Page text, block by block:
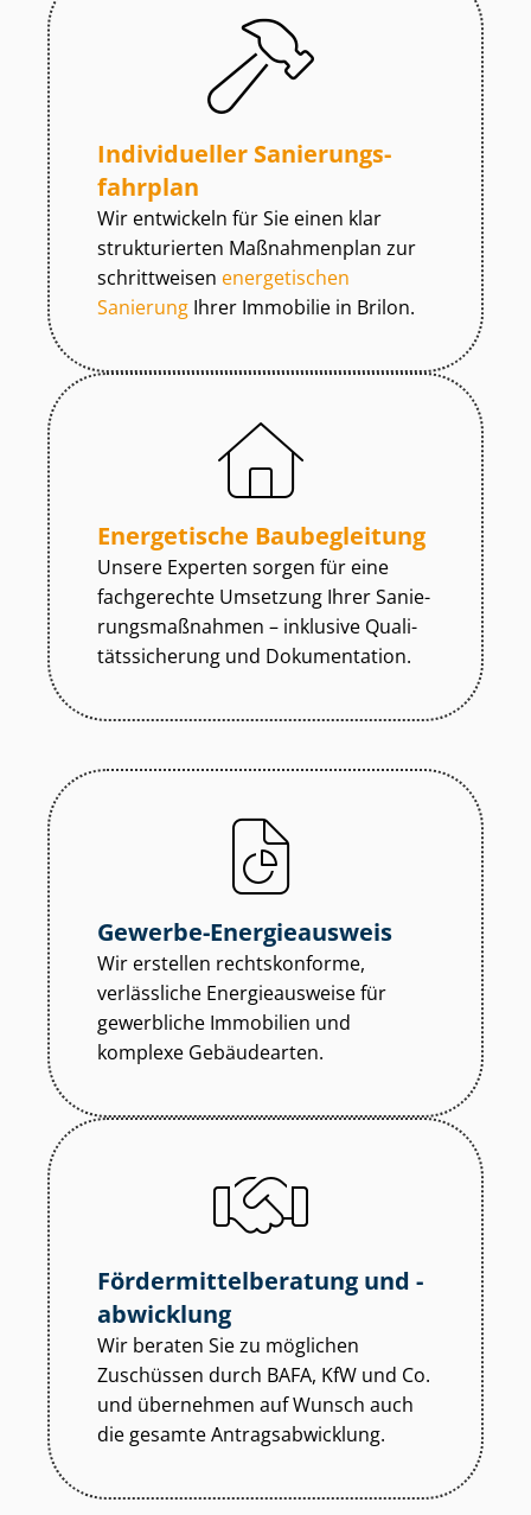
Individueller Sa­nie­rungs­
fahr­plan
Wir entwickeln für Sie einen klar
strukturierten Maßnahmenplan zur
schrittweisen energetischen
Sanierung Ihrer Immobilie in Brilon.
Energetische Baubegleitung
Unsere Experten sorgen für eine
fachgerechte Umsetzung Ihrer Sa­nie­
rungs­maß­nah­men – inklusive Qua­li­
täts­si­che­rung und Dokumentation.
Gewerbe-Energieausweis
Wir erstellen rechtskonforme,
verlässliche Energieausweise für
gewerbliche Immobilien und
komplexe Gebäudearten.
För­der­mit­tel­be­ra­tung und -
abwicklung
Wir beraten Sie zu möglichen
Zuschüssen durch BAFA, KfW und Co.
und übernehmen auf Wunsch auch
die gesamte An­trags­ab­wick­lung.